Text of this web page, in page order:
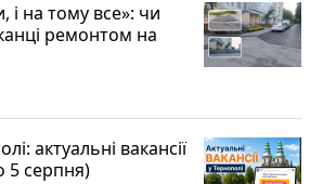
і на тому все»: чи
ремонтом на
актуальні вакансії
5 серпня)